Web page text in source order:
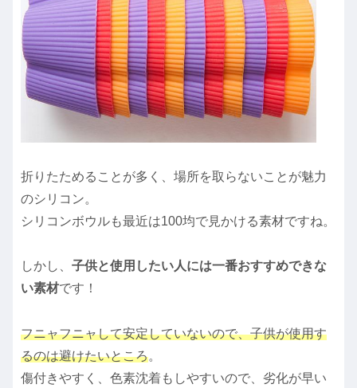
折りたためることが多く、場所を取らないことが魅力
のシリコン。
シリコンボウルも最近は100均で見かける素材ですね。
しかし、 子供と使用したい人には一番おすすめできな
い素材です！
フニャフニャして安定していないので、子供が使用す
るのは避けたいところ。
傷付きやすく、色素沈着もしやすいので、劣化が早い